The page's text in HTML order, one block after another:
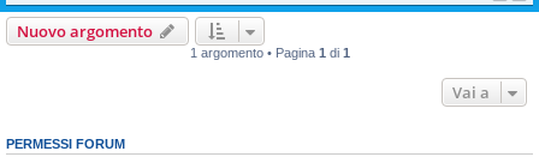
Nuovo argomento
1 argomento • Pagina 1 di 1
Vai a
PERMESSI FORUM